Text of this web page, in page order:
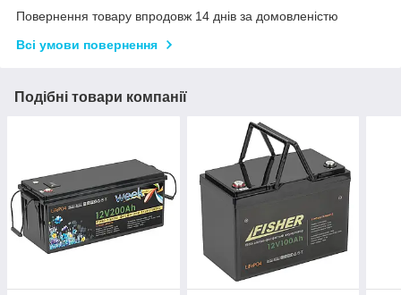
Повернення товару впродовж 14 днів за домовленістю
Всі умови повернення
Подібні товари компанії